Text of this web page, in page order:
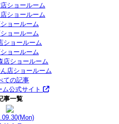
ショールーム
ショールーム
ョールーム
ョールーム
ショールーム
ョールーム
店ショールーム
店ショールーム
ての記事
ム公式サイト
事一覧
(Mon)